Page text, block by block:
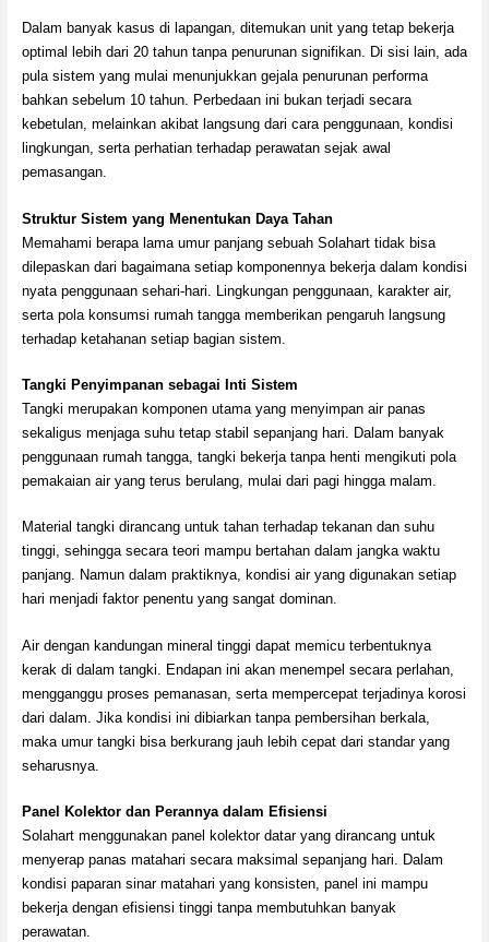
Dalam banyak kasus di lapangan, ditemukan unit yang tetap bekerja
optimal lebih dari 20 tahun tanpa penurunan signifikan. Di sisi lain, ada
pula sistem yang mulai menunjukkan gejala penurunan performa
bahkan sebelum 10 tahun. Perbedaan ini bukan terjadi secara
kebetulan, melainkan akibat langsung dari cara penggunaan, kondisi
lingkungan, serta perhatian terhadap perawatan sejak awal
pemasangan.
Struktur Sistem yang Menentukan Daya Tahan
Memahami berapa lama umur panjang sebuah Solahart tidak bisa
dilepaskan dari bagaimana setiap komponennya bekerja dalam kondisi
nyata penggunaan sehari-hari. Lingkungan penggunaan, karakter air,
serta pola konsumsi rumah tangga memberikan pengaruh langsung
terhadap ketahanan setiap bagian sistem.
Tangki Penyimpanan sebagai Inti Sistem
Tangki merupakan komponen utama yang menyimpan air panas
sekaligus menjaga suhu tetap stabil sepanjang hari. Dalam banyak
penggunaan rumah tangga, tangki bekerja tanpa henti mengikuti pola
pemakaian air yang terus berulang, mulai dari pagi hingga malam.
Material tangki dirancang untuk tahan terhadap tekanan dan suhu
tinggi, sehingga secara teori mampu bertahan dalam jangka waktu
panjang. Namun dalam praktiknya, kondisi air yang digunakan setiap
hari menjadi faktor penentu yang sangat dominan.
Air dengan kandungan mineral tinggi dapat memicu terbentuknya
kerak di dalam tangki. Endapan ini akan menempel secara perlahan,
mengganggu proses pemanasan, serta mempercepat terjadinya korosi
dari dalam. Jika kondisi ini dibiarkan tanpa pembersihan berkala,
maka umur tangki bisa berkurang jauh lebih cepat dari standar yang
seharusnya.
Panel Kolektor dan Perannya dalam Efisiensi
Solahart menggunakan panel kolektor datar yang dirancang untuk
menyerap panas matahari secara maksimal sepanjang hari. Dalam
kondisi paparan sinar matahari yang konsisten, panel ini mampu
bekerja dengan efisiensi tinggi tanpa membutuhkan banyak
perawatan.